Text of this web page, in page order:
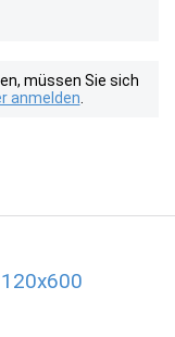
müssen Sie sich
anmelden